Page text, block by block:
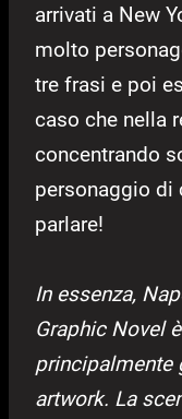
arrivati a New
molto
tre frasi e poi
caso che nella
concentrando
personaggio di
parlare!
In essenza,
Graphic Novel
principalmente
artwork. La